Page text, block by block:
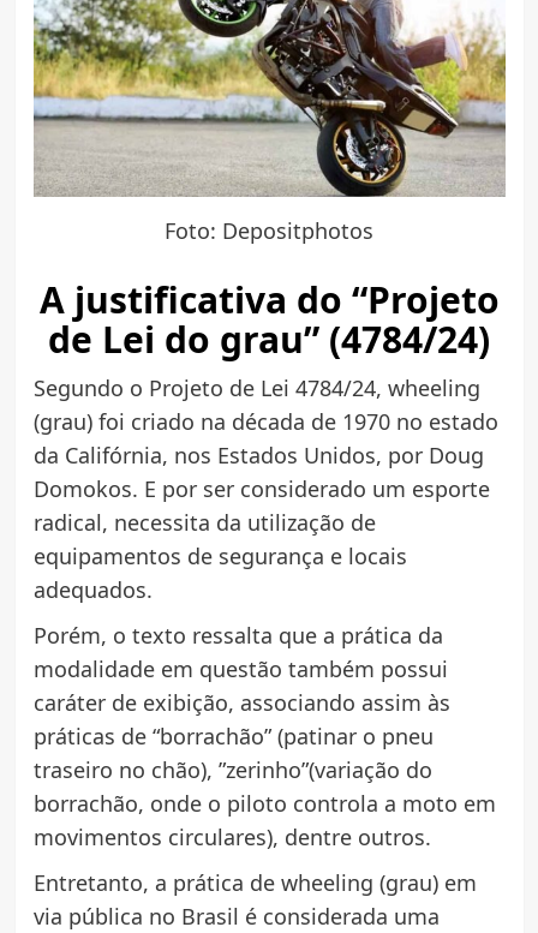
Foto: Depositphotos
A justificativa do “Projeto
de Lei do grau” (4784/24)
Segundo o Projeto de Lei 4784/24, wheeling
(grau) foi criado na década de 1970 no estado
da Califórnia, nos Estados Unidos, por Doug
Domokos. E por ser considerado um esporte
radical, necessita da utilização de
equipamentos de segurança e locais
adequados.
Porém, o texto ressalta que a prática da
modalidade em questão também possui
caráter de exibição, associando assim às
práticas de “borrachão” (patinar o pneu
traseiro no chão), ”zerinho”(variação do
borrachão, onde o piloto controla a moto em
movimentos circulares), dentre outros.
Entretanto, a prática de wheeling (grau) em
via pública no Brasil é considerada uma